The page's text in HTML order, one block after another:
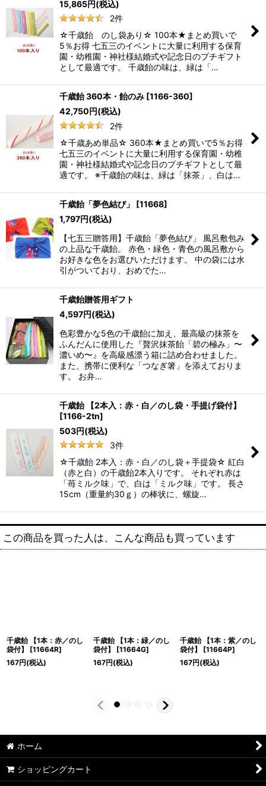
15,865円(税込)
2件
☆千歳飴 のし袋あり☆ 100本★まとめ買いで
5％お得 七五三のイベントに大量に利用する保育
園・幼稚園・神社様結婚式や記念日のプチギフト
として最適です。 千歳飴の味は、緑は「…
千歳飴 360本・飴のみ [1166-360]
42,750円(税込)
2件
☆千歳あめ単品☆ 360本★まとめ買いで5％お得
七五三のイベントに大量に利用する保育園・幼稚
園・神社様結婚式や記念日のプチギフトとして最
適です。 ※千歳飴の味は、緑は「抹茶」、白は…
千歳飴「夢色結び」 [11668]
1,797円(税込)
【七五三贈答用】千歳飴「夢色結び」 風呂敷包み
の上品な千歳飴。 赤色・緑色・青色の風呂敷から
お好きな色をお選びいただけます。 中の袋には水
引がついており、おめでた…
千歳飴贈答用ギフト
4,597円(税込)
色彩豊かな5色の千歳飴に加え、最高級の抹茶を
ふんだんに使用した『贅沢抹茶飴「碧の極み」〜
濃いめ〜』を高級感漂う箱に詰め合わせました。
また、携帯に便利な「つなぎ箸」を添えておりま
す。 お弁…
千歳飴 【2本入：赤・白／のし袋・手提げ袋付】
[1166-2tn]
503円(税込)
3件
☆千歳飴 2本入：赤・白／のし袋＋手提袋☆ 紅白
（赤と白）の千歳飴2本入りです。 それぞれ赤は
「苺ミルク味」で、白は「ミルク味」です。 長さ
15cm（重量約30ｇ）の棒状に、螺旋…
この商品を買った人は、こんな商品も買っています
千歳飴 【1本：赤／のし
袋付】
[11664R]
167円(税込)
千歳飴 【1本：緑／のし
袋付】
[11664G]
167円(税込)
千歳飴 【1本：紫／のし
袋付】
[11664P]
167円(税込)
ホーム
ショッピングカート